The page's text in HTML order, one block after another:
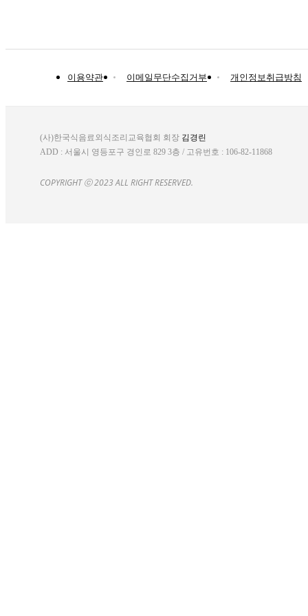
이용약관 이메일무단수집거부 개인정보취급방침
(사)한국식음료외식조리교육협회 회장 김경린
ADD : 서울시 영등포구 경인로 829 3층 / 고유번호 : 106-82-11868
COPYRIGHT ⓒ 2023 ALL RIGHT RESERVED.